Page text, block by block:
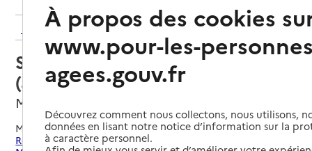
Retour aux résultats de l'annuaire
Service autonomie à domicile
(aide) – Confiez-Nous
Montboucher-sur-Jabron, DROME
Mis à jour le22/07/2026
Rechercher les établissements et services autour de
À propos des cookies
www.pour-les-
agees.gouv.fr
Découvrez comment nous collectons, nous utilisons,
données en lisant notre notice d’information sur la
à caractère personnel.